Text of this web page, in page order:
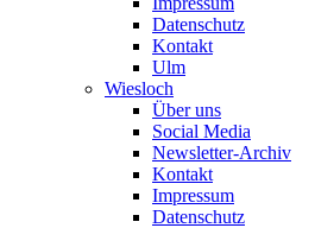
Datenschutz
Kontakt
Ulm
Wiesloch
Über uns
Social Media
Newsletter-Archiv
Kontakt
Impressum
Datenschutz